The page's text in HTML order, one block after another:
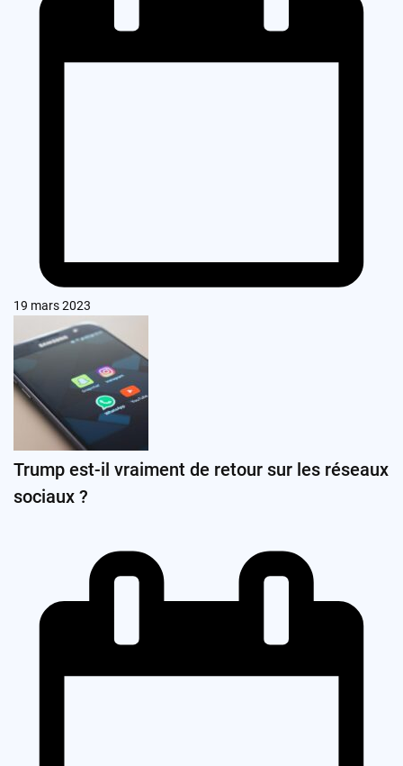
19 mars 2023
Trump est-il vraiment de retour sur les réseaux
sociaux ?